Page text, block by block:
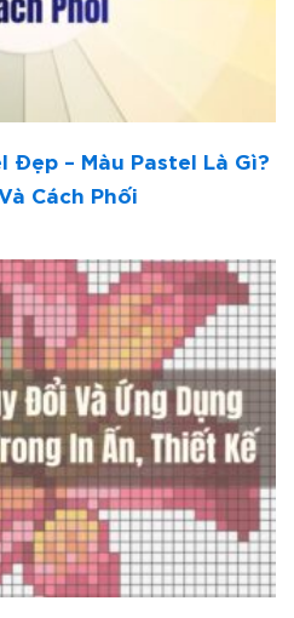
Đẹp – Màu Pastel Là Gì?
Cách Phối